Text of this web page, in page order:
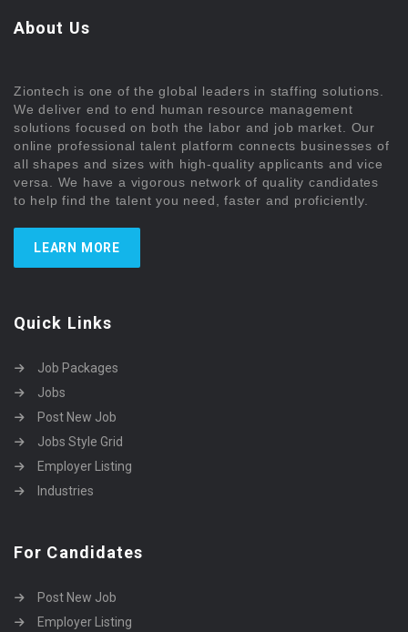
About Us
Ziontech is one of the global leaders in staffing solutions.
We deliver end to end human resource management
solutions focused on both the labor and job market. Our
online professional talent platform connects businesses of
all shapes and sizes with high-quality applicants and vice
versa. We have a vigorous network of quality candidates
to help find the talent you need, faster and proficiently.
LEARN MORE
Quick Links
Job Packages
Jobs
Post New Job
Jobs Style Grid
Employer Listing
Industries
For Candidates
Post New Job
Employer Listing